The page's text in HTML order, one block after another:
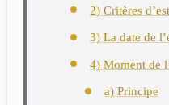
2) Critères
3) La date de
4) Moment de
a) Principe